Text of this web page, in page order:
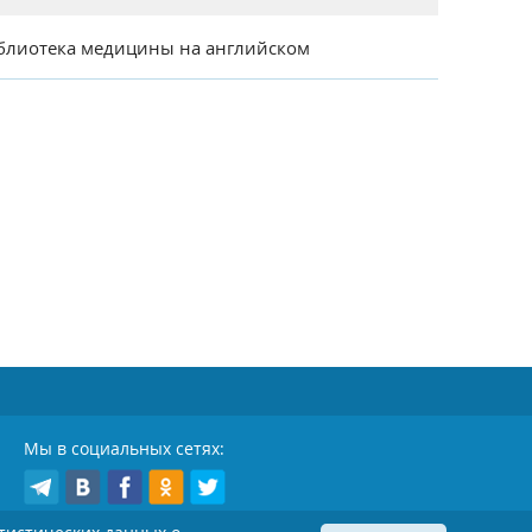
медицины на английском
Мы в социальных сетях: